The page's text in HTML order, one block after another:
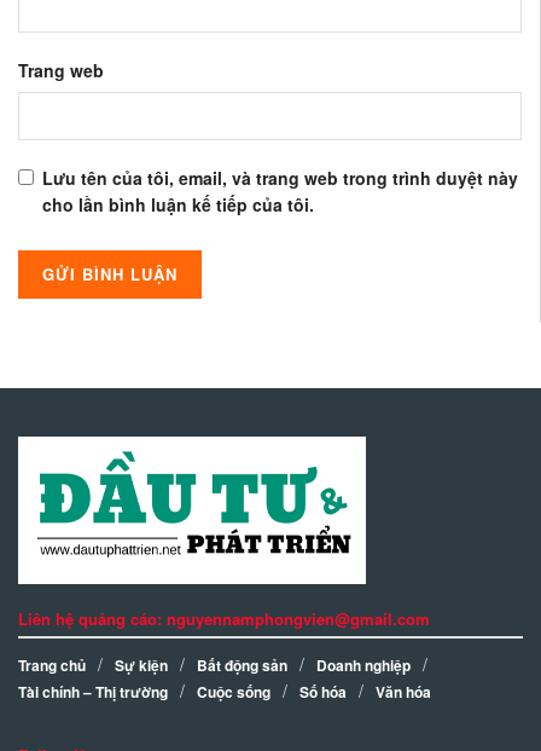
Trang web
Lưu tên của tôi, email, và trang web trong trình duyệt này
cho lần bình luận kế tiếp của tôi.
Liên hệ quảng cáo: nguyennamphongvien@gmail.com
Trang chủ Sự kiện Bất động sản
Doanh nghiệp
Tài chính – Thị trường
Cuộc sống Số hóa Văn hóa